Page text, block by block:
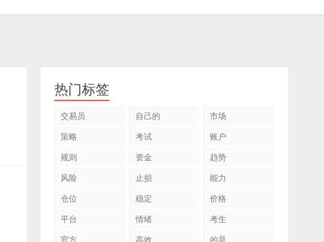
热门标签
交易员 自己的
市场
策略
考试
账户
规则
资金
趋势
风险
止损
能力
仓位
稳定
价格
平台
情绪
考生
官方
高效
的是